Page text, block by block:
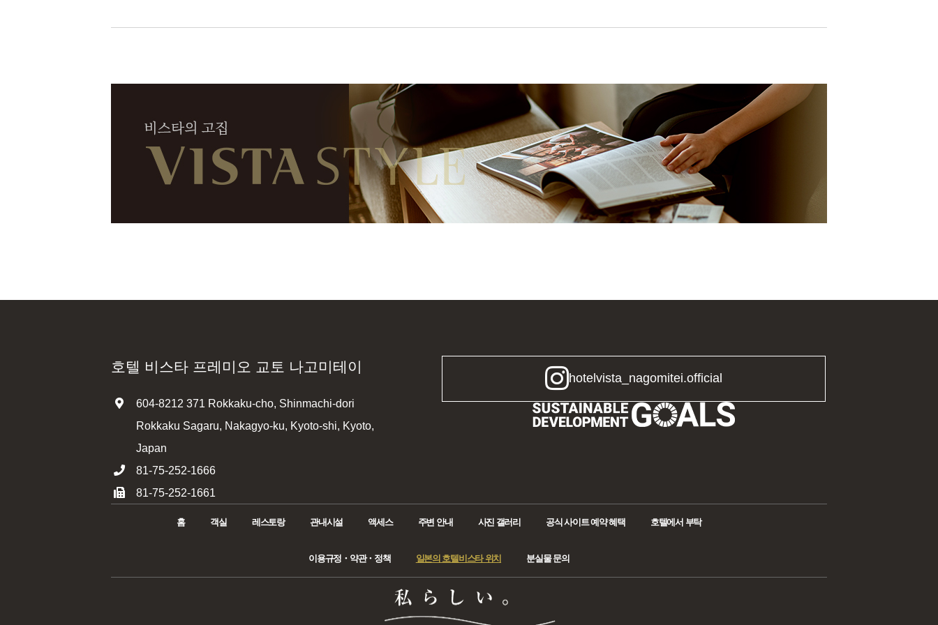
호텔 비스타 프레미오 교토 나고미테이
604-8212 371 Rokkaku-cho, Shinmachi-dori
Rokkaku Sagaru, Nakagyo-ku, Kyoto-shi, Kyoto,
Japan
81-75-252-1666
81-75-252-1661
hotelvista_nagomitei.official
홈 객실 레스토랑 관내시설 액세스 주변 안내 사진 갤러리 공식 사이트 예약 혜택 호텔에서 부탁
이용규정・약관・정책 일본의 호텔비스타 위치 분실물 문의